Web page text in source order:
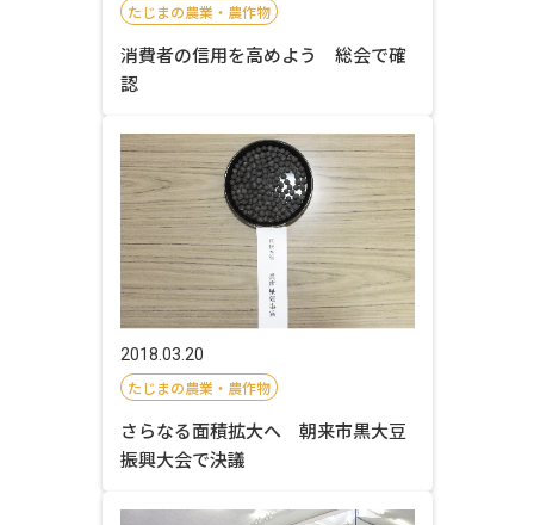
たじまの農業・農作物
消費者の信用を高めよう 総会で確
認
2018.03.20
たじまの農業・農作物
さらなる面積拡大へ 朝来市黒大豆
振興大会で決議